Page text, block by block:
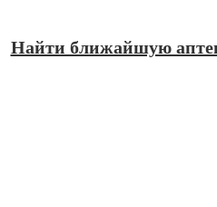
Найти ближайшую